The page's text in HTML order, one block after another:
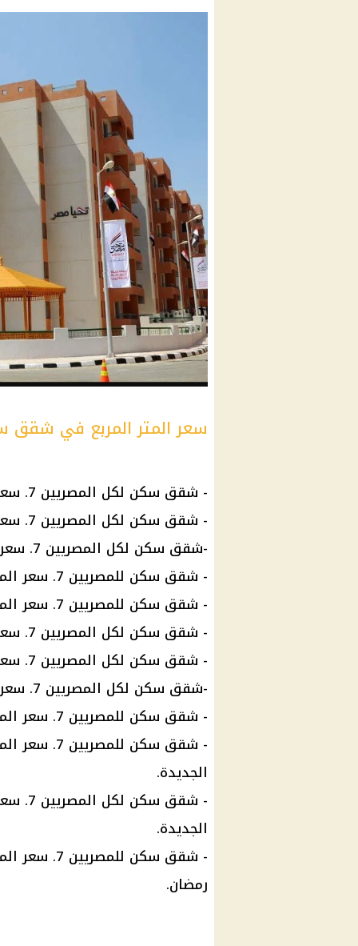
سعر المتر المربع في شقق
- شقق سكن لكل المصريين 7 . سعر المتر
- شقق سكن لكل المصريين
-شقق سكن لكل المصريين
- شقق سكن للمصريين 7. سعر المتر 10,600 جنيه في مدينة رشيد الجديدة.
- شقق سكن للمصريين 7. سعر المتر في مدينة
- شقق سكن لكل المصريين
- شقق سكن لكل المصريين
-شقق سكن لكل المصريين
- شقق سكن للمصريين 7. سعر المتر المربع 11,800
الجديدة.
- شقق سكن لكل المصريين
الجديدة.
- شقق سكن للمصريين 7. سعر المتر المربع 11,100 جنيه في مدينة
رمضان.